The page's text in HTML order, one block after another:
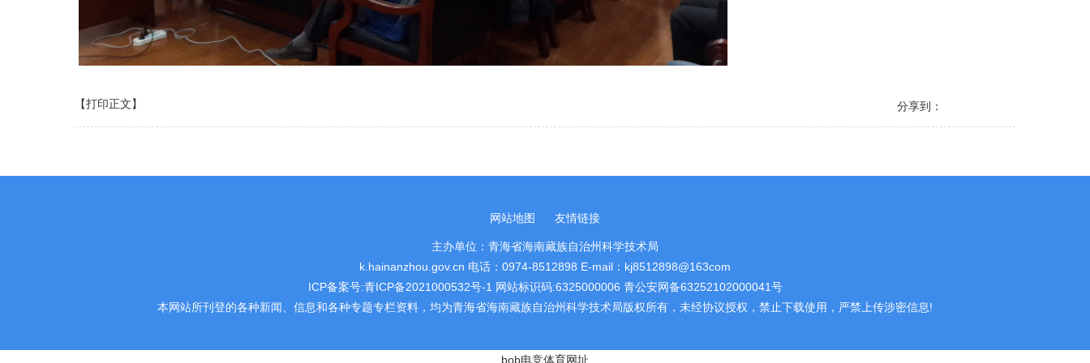
分享到：
【打印正文】
网站地图 友情链接
主办单位：青海省海南藏族自治州科学技术局
k.hainanzhou.gov.cn 电话：0974-8512898 E-mail：kj8512898@163com
ICP备案号:青ICP备2021000532号-1 网站标识码:6325000006 青公安网备63252102000041号
本网站所刊登的各种新闻、信息和各种专题专栏资料，均为青海省海南藏族自治州科学技术局版权所有，未经协议授权，禁止下载使用，严禁上传涉密信息!
bob电竞体育网址